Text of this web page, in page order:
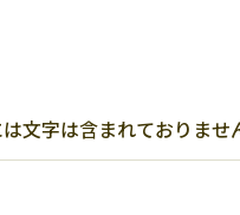
文字は含まれておりませ